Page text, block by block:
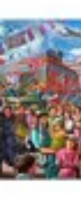
Organisation de
HommagesRituels
Dernier Adieu